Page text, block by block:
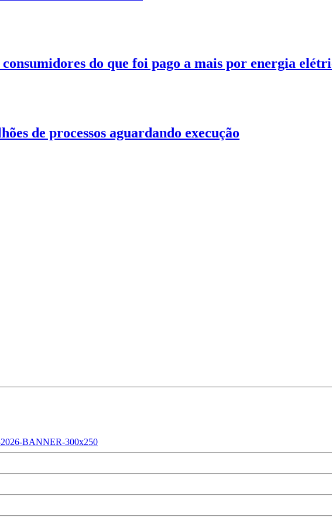
do que foi pago a mais por energia
de processos aguardando execução